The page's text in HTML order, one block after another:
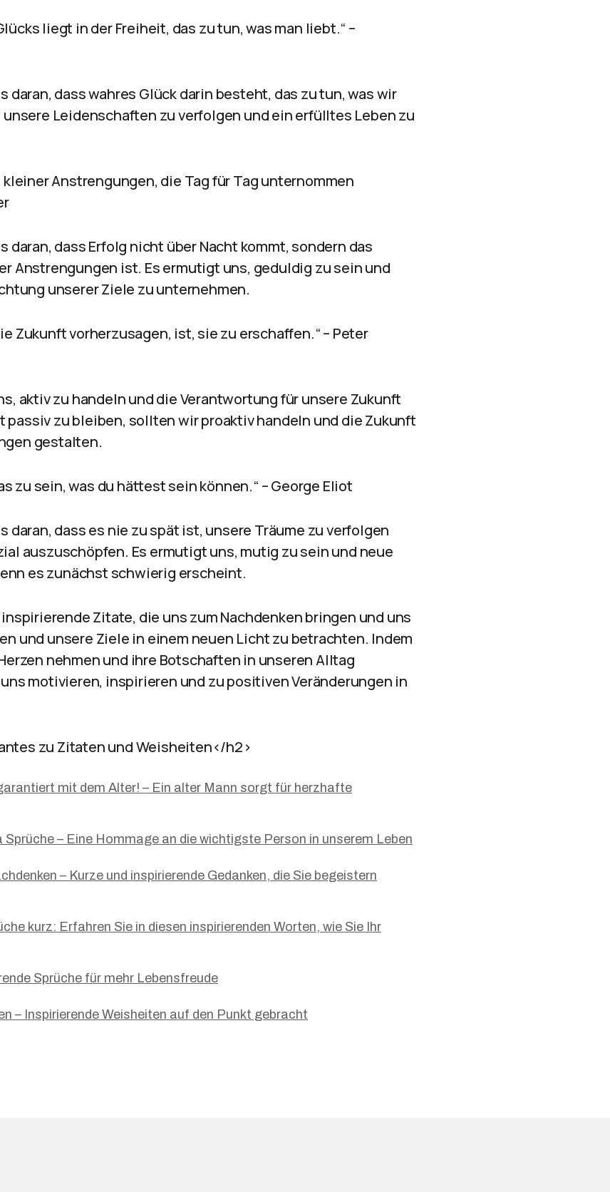
liegt in der Freiheit, das zu tun, was man liebt.“ –
daran, dass wahres Glück darin besteht, das zu tun, was wir
Leidenschaften zu verfolgen und ein erfülltes Leben zu
kleiner Anstrengungen, die Tag für Tag unternommen
daran, dass Erfolg nicht über Nacht kommt, sondern das
Anstrengungen ist. Es ermutigt uns, geduldig zu sein und
unserer Ziele zu unternehmen.
Zukunft vorherzusagen, ist, sie zu erschaffen.“ – Peter
aktiv zu handeln und die Verantwortung für unsere Zukunft
passiv zu bleiben, sollten wir proaktiv handeln und die Zukunft
gestalten.
zu sein, was du hättest sein können.“ – George Eliot
daran, dass es nie zu spät ist, unsere Träume zu verfolgen
auszuschöpfen. Es ermutigt uns, mutig zu sein und neue
es zunächst schwierig erscheint.
Zitate, die uns zum Nachdenken bringen und uns
und unsere Ziele in einem neuen Licht zu betrachten. Indem
nehmen und ihre Botschaften in unseren Alltag
motivieren, inspirieren und zu positiven Veränderungen in
zu Zitaten und Weisheiten</h2>
mit dem Alter! – Ein alter Mann sorgt für herzhafte
– Eine Hommage an die wichtigste Person in unserem Leben
– Kurze und inspirierende Gedanken, die Sie begeistern
kurz: Erfahren Sie in diesen inspirierenden Worten, wie Sie Ihr
Sprüche für mehr Lebensfreude
– Inspirierende Weisheiten auf den Punkt gebracht